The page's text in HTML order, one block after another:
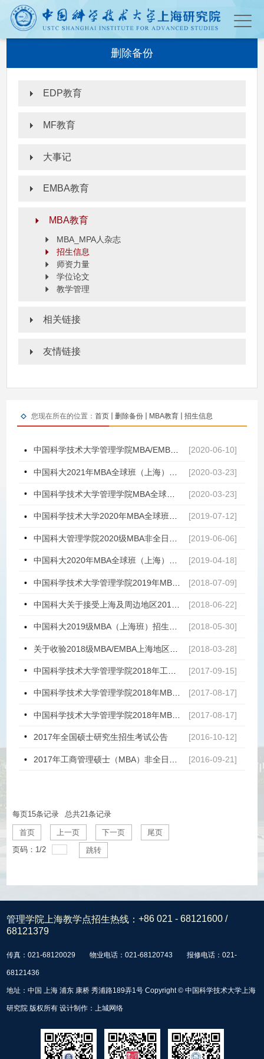
删除备份
EDP教育
MF教育
大事记
EMBA教育
MBA教育
MBA_MPA人杂志
招生信息
师资力量
学位论文
教学管理
相关链接
友情链接
您现在所在的位置：首页 删除备份 MBA教育 招生信息
中国科学技术大学管理学院MBA/EMBA项目应邀参加中国商学院2021 MBA/EMBA项目招生巡展江浙沪院校专场 [2020-06-10]
[2020-03-23]
[2020-03-23]
中国科学技术大学2020年MBA全球班第二批提前面试名单（上海地区）公示 [2019-07-12]
[2019-06-06]
中国科大2020年MBA全球班（上海）提前面试时间公布 [2019-04-18]
[2018-07-09]
[2018-06-22]
中国科大2019级MBA（上海班）招生宣讲会 [2018-05-30]
[2018-03-28]
[2017-09-15]
中国科学技术大学管理学院2018年MBA/EMBA招生提前面试通知 [2017-08-17]
[2017-08-17]
2017年全国硕士研究生招生考试公告 [2016-10-12]
[2016-09-21]
每页15条记录 总共21条记录
首页 上一页 下一页
尾页
页码： 1/2 跳转
管理学院上海教学点招生热线：+86 021 - 68121600 /
68121379
传真：021-68120029 物业电话：021-68120743 报修电话：021-
68121436
地址：中国 上海 浦东 康桥 秀浦路189弄1号 Copyright © 中国科学技术大学上海
研究院 版权所有 设计制作： 上城网络